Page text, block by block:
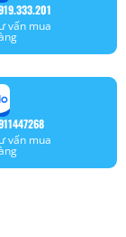
vấn mua
vấn mua